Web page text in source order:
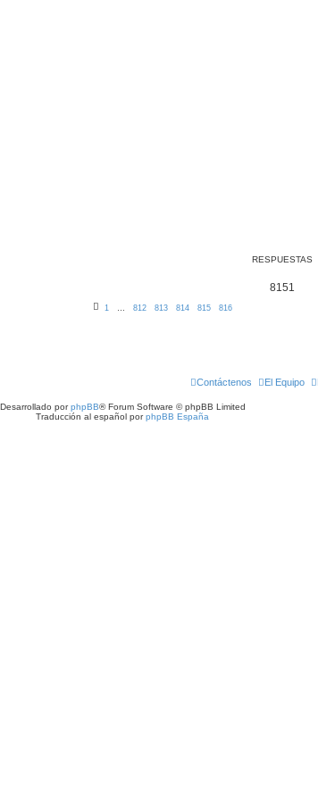
RESPUESTAS
1 … 812 813 814 815 816
8151
El Equipo
Contáctenos
Desarrollado porphpBB® Forum Software © phpBB Limited
Traducción al español porphpBB España